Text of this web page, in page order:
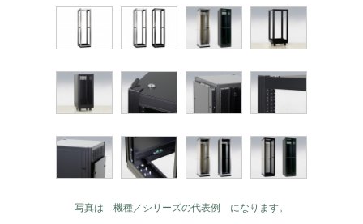
写真は 機種／シリーズの代表例 になります。